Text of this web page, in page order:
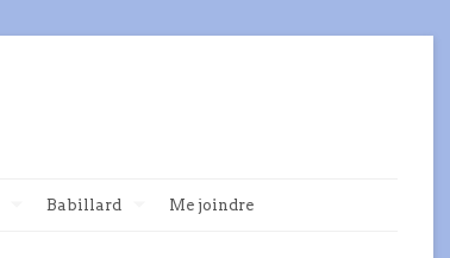
Babillard Me joindre